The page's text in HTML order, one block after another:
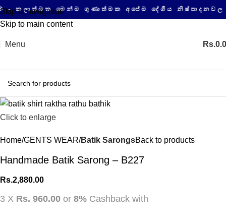
Skip to navigation
Skip to main content
මෙන්ම ගුණාත්මක අපේම දේශීය නිෂ්පාදනවල
Menu Rs.
Click to enlarge
Home GENTS WEAR Batik SarongsBack to products
Handmade Batik Sarong – B227
Rs.2,880.00
3 X Rs. 960.00 or 8% Cashback with